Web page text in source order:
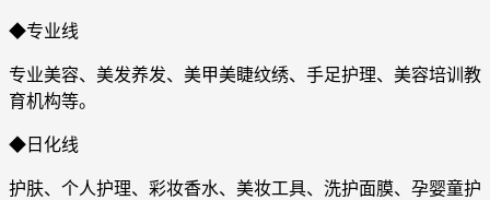
◆专业线
专业美容、美发养发、美甲美睫纹绣、手足护理、美容培训教
育机构等。
◆日化线
护肤、个人护理、彩妆香水、美妆工具、洗护面膜、孕婴童护